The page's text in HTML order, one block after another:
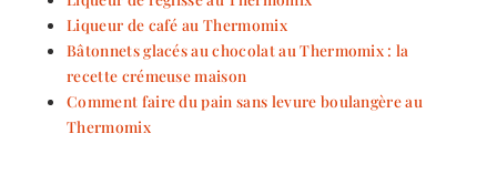
Liqueur de café au Thermomix
Bâtonnets glacés au chocolat au Thermomix : la
recette crémeuse maison
Comment faire du pain sans levure boulangère au
Thermomix